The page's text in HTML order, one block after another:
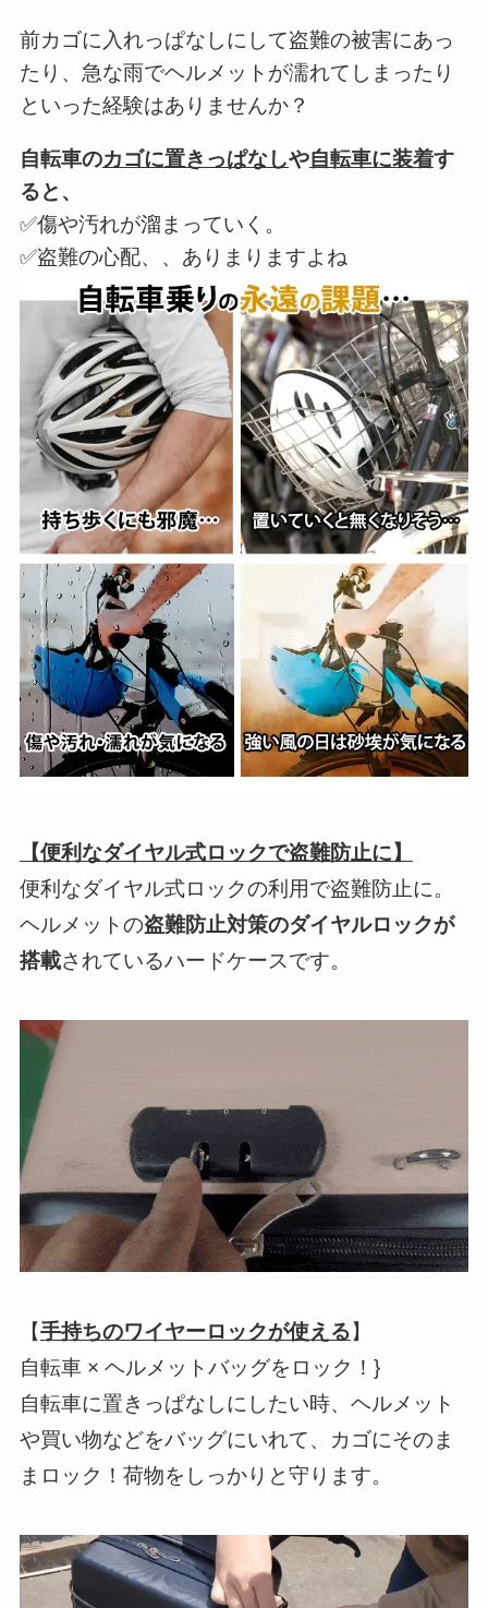
前カゴに入れっぱなしにして盗難の被害にあっ
たり、急な雨でヘルメットが濡れてしまったり
といった経験はありませんか？
自転車のカゴに置きっぱなしや自転車に装着す
ると、
✅傷や汚れが溜まっていく。
✅盗難の心配、、ありまりますよね
【便利なダイヤル式ロックで盗難防止に】
便利なダイヤル式ロックの利用で盗難防止に。
ヘルメットの盗難防止対策のダイヤルロックが
搭載されているハードケースです。
【手持ちのワイヤーロックが使える】
自転車 × ヘルメットバッグをロック！}
自転車に置きっぱなしにしたい時、ヘルメット
や買い物などをバッグにいれて、カゴにそのま
まロック！荷物をしっかりと守ります。